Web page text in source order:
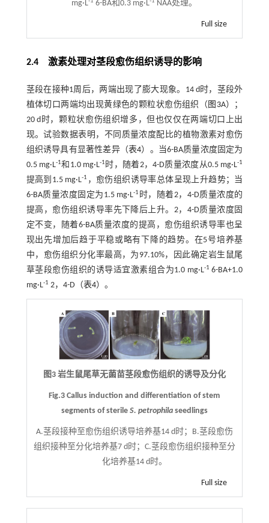
mg·L
6-BA和0.3 mg·L NAA处理。
Full size
2.4 激素处理对茎段愈伤组织诱导的影响
茎段在接种1周后，两端出现了膨大现象。14 d时，茎段外
植体切口两端均出现黄绿色的颗粒状愈伤组织（ 图3A）；
20 d时，颗粒状愈伤组织增多，但也仅仅在两端切口上出
现。试验数据表明，不同质量浓度配比的植物激素对愈伤
组织诱导具有显著性差异（表4）。当6-BA质量浓度固定为
0.5 mg·L-1和1.0 mg·L-1时，随着2，4-D质量浓度从0.5 mg·L-1
提高到1.5 mg·L-1 ，愈伤组织诱导率总体呈现上升趋势；当
6-BA质量浓度固定为1.5 mg·L-1 时，随着2，4-D质量浓度的
提高，愈伤组织诱导率先下降后上升。2，4-D质量浓度固
定不变，随着6-BA质量浓度的提高，愈伤组织诱导率也呈
现出先增加后趋于平稳或略有下降的趋势。在5号培养基
中，愈伤组织分化率最高，为97.10%，因此确定岩生鼠尾
草茎段愈伤组织的诱导适宜激素组合为1.0 mg·L-1 6-BA+1.0
mg·L-1 2，4-D（表4）。
图3 岩生鼠尾草无菌苗茎段愈伤组织的诱导及分化
Fig.3 Callus induction and differentiation of stem
segments of sterile S. petrophilaseedlings
A.茎段接种至愈伤组织诱导培养基14 d时；B.茎段愈伤
组织接种至分化培养基7 d时；C.茎段愈伤组织接种至分
化培养基14 d时。
Full size